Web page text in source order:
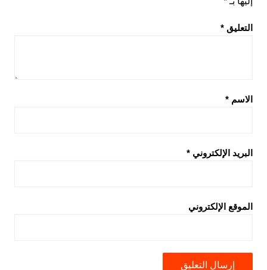
التعليق *
الاسم *
البريد الإلكتروني *
الموقع الإلكتروني